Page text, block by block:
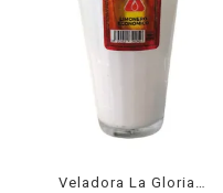
Veladora La Gloria